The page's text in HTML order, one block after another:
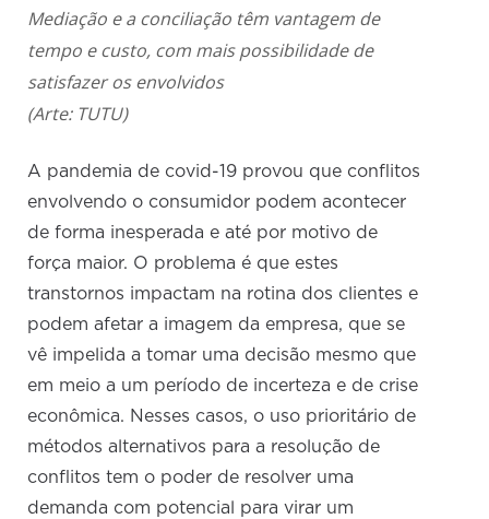
Mediação e a conciliação têm vantagem de
tempo e custo, com mais possibilidade de
satisfazer os envolvidos
(Arte: TUTU)
A pandemia de covid-19 provou que conflitos
envolvendo o consumidor podem acontecer
de forma inesperada e até por motivo de
força maior. O problema é que estes
transtornos impactam na rotina dos clientes e
podem afetar a imagem da empresa, que se
vê impelida a tomar uma decisão mesmo que
em meio a um período de incerteza e de crise
econômica. Nesses casos, o uso prioritário de
métodos alternativos para a resolução de
conflitos tem o poder de resolver uma
demanda com potencial para virar um